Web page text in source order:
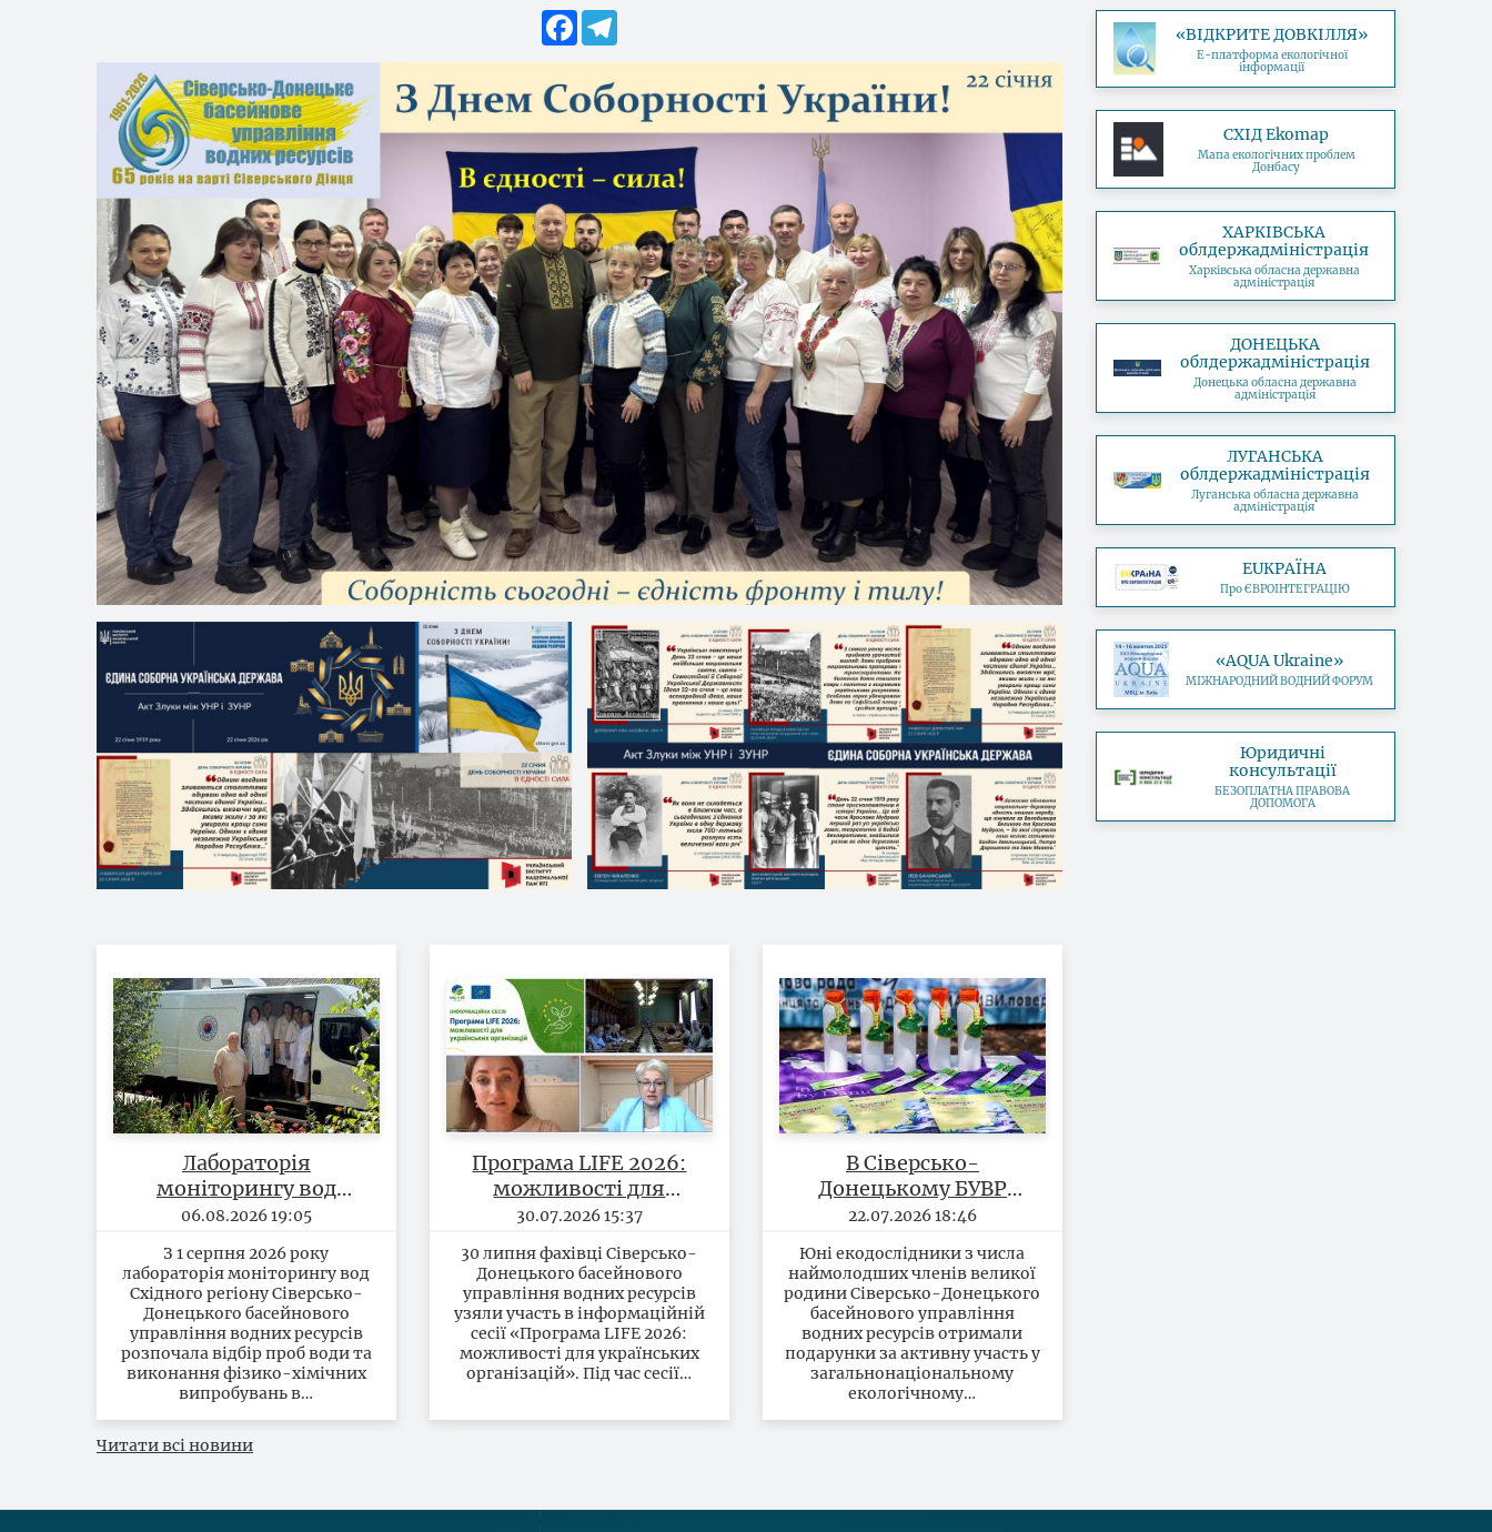
Facebook
Лабораторія
моніторингу вод
Східного регіону
та виконання
випробувань по
басейну річки Дніпро
на території
Полтавської області
06.08.2026 19:05
З 1 серпня 2026 року
лабораторія моніторингу вод
Східного регіону Сіверсько-
Донецького басейнового
управління водних ресурсів
розпочала відбір проб води та
виконання фізико-хімічних
випробувань в…
Програма LIFE 2026:
можливості для
українських
організацій
30.07.2026 15:37
30 липня фахівці Сіверсько-
Донецького басейнового
управління водних ресурсів
узяли участь в інформаційній
сесії «Програма LIFE 2026:
можливості для українських
організацій». Під час сесії…
В Сіверсько-
Донецькому БУВР
відзначили учасників
марафону «7 днів з
життя річки»
22.07.2026 18:46
Юні екодослідники з числа
наймолодших членів великої
родини Сіверсько-Донецького
басейнового управління
водних ресурсів отримали
подарунки за активну участь у
загальнонаціональному
екологічному…
Читати всі новини
«ВІДКРИТЕ ДОВКІЛЛЯ»
Е-платформа екологічної
інформації
СХІД Ekomap
Мапа екологічних проблем
Донбасу
ХАРКІВСЬКА
облдержадміністрація
Харківська обласна державна
адміністрація
ДОНЕЦЬКА
облдержадміністрація
Донецька обласна державна
адміністрація
ЛУГАНСЬКА
облдержадміністрація
Луганська обласна державна
адміністрація
EUКРАЇНА
Про ЄВРОІНТЕГРАЦІЮ
«AQUA Ukraine»
МІЖНАРОДНИЙ ВОДНИЙ ФОРУМ
Юридичні
консультації
БЕЗОПЛАТНА ПРАВОВА
ДОПОМОГА